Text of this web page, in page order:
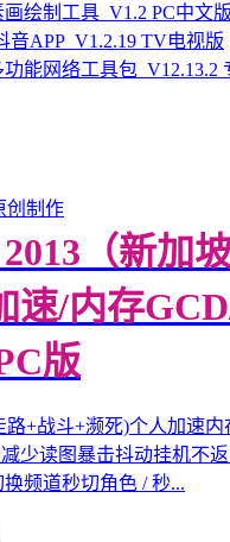
画绘制工具_V1.2 PC中文版
音APP_V1.2.19 TV电视版
功能网络工具包_V12.13.2
创制作
（新加
速/内存
版
+战斗+濒死)个人加速内
少读图暴击抖动挂机不
频道秒切角色 / 秒...